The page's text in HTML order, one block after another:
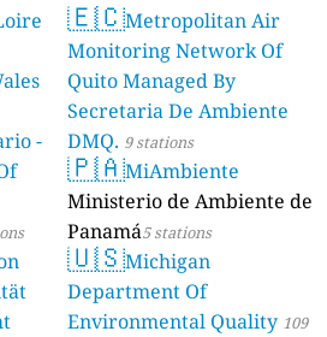
-
🇪🇨Metropolitan Air
Monitoring Network Of
Quito Managed By
Secretaria De Ambiente
DMQ. 9 stations
🇵🇦MiAmbiente
Ministerio de Ambiente de
Panamá5 stations
🇺🇸Michigan
Department Of
Environmental Quality 109